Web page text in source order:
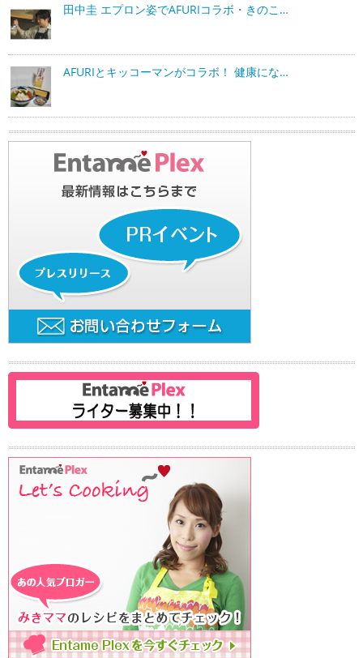
田中圭 エプロン姿でAFURIコラボ・きのこ…
AFURIとキッコーマンがコラボ！ 健康にな…